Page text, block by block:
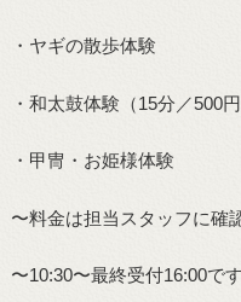
・ヤギの散歩体験
・和太鼓体験（15分／500円
・甲冑・お姫様体験
〜料金は担当スタッフに確
〜10:30〜最終受付16:00で